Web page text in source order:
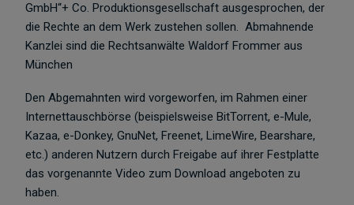
GmbH“+ Co. Produktionsgesellschaft ausgesprochen, der
die Rechte an dem Werk zustehen sollen. Abmahnende
Kanzlei sind die Rechtsanwälte Waldorf Frommer aus
München
Den Abgemahnten wird vorgeworfen, im Rahmen einer
Internettauschbörse (beispielsweise BitTorrent, e-Mule,
Kazaa, e-Donkey, GnuNet, Freenet, LimeWire, Bearshare,
etc.) anderen Nutzern durch Freigabe auf ihrer Festplatte
das vorgenannte Video zum Download angeboten zu
haben.